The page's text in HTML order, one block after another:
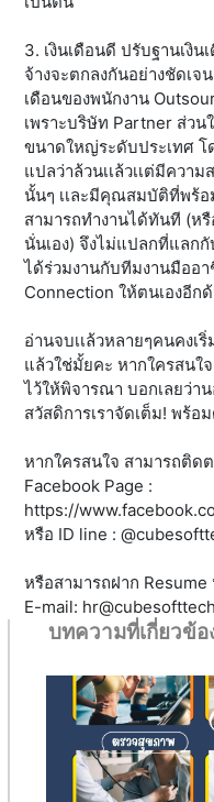
3. เงินเดือนดี ปรับฐานเงิน
จ้างจะตกลงกันอย่างชัดเจ
เดือนของพนักงาน
เพราะบริษัท Partner ส่วน
ขนาดใหญ่ระดับประเทศ โ
แปลว่าล้วนเเล้วเเต่มีควา
นั้นๆ เเละมีคุณสมบัติที่พร้อ
สามารถทำงานได้ทันที (หรื
นั่นเอง) จึงไม่แปลกที่แลกกั
ได้ร่วมงานกับทีมงานมืออ
Connection ให้ตนเองอีก
อ่านจบเเล้วหลายๆคนคงเ
แล้วใช่มั้ยคะ หากใครสนใ
ไว้ให้พิจารณา บอกเลยว่าน
สวัสดิการเราจัดเต็ม! พร้อ
หากใครสนใจ สามารถติด
Facebook Page :
https://
หรือ ID line :
หรือสามารถฝาก Resume
E-mail:
บทความที่เกี่ยวข้อ